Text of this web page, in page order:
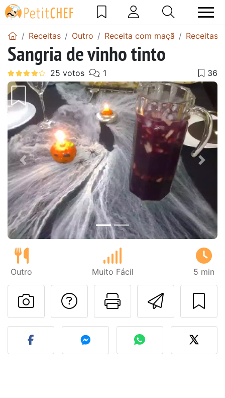
Receitas Outro Receita com maçã Receitas
Sangria de vinho tinto
Anterior Next
Outro Muito Fácil 5 min
Imprima
Falar com o autor
Fez esta receita?